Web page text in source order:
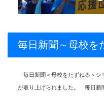
毎日新聞～母校を
毎日新聞＜母校をたずねる＞シ
が取り上げられました。 毎日新